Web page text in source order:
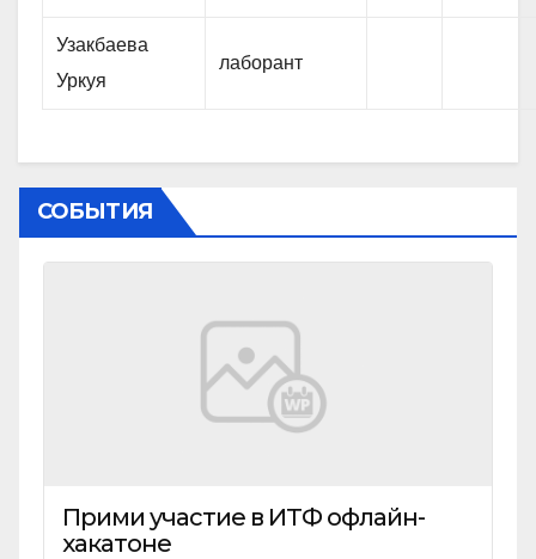
Узакбаева
Уркуя
лаборант
СОБЫТИЯ
Прими участие в ИТФ офлайн-
хакатоне